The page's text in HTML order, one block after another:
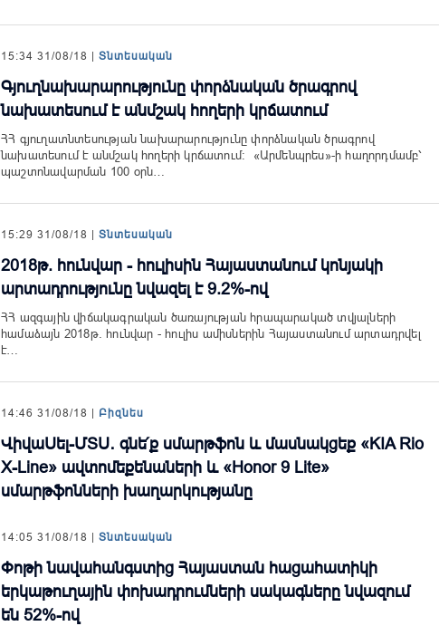
15:34 31/08/18 | Տնտեսական
Գյուղնախարարությունը փորձնական ծրագրով
նախատեսում է անմշակ հողերի կրճատում
ՀՀ գյուղատնտեսության նախարարությունը փորձնական ծրագրով
նախատեսում է անմշակ հողերի կրճատում: «Արմենպրես»-ի հաղորդմամբ՝
պաշտոնավարման 100 օրն…
15:29 31/08/18 | Տնտեսական
2018թ. հունվար - հուլիսին Հայաստանում կոնյակի
արտադրությունը նվազել է 9.2%-ով
ՀՀ ազգային վիճակագրական ծառայության հրապարակած տվյալների
համաձայն 2018թ. հունվար - հուլիս ամիսներին Հայաստանում արտադրվել
է…
14:46 31/08/18 | Բիզնես
ՎիվաՍել-ՄՏՍ․ գնե՛ք սմարթֆոն և մասնակցեք «KIA Rio
X-Line» ավտոմեքենաների և «Honor 9 Lite»
սմարթֆոնների խաղարկությանը
14:05 31/08/18 | Տնտեսական
Փոթի նավահանգստից Հայաստան հացահատիկի
երկաթուղային փոխադրումների սակագները նվազում
են 52%-ով